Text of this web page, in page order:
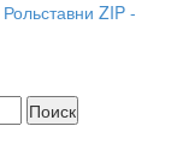
Рольставни ZIP -